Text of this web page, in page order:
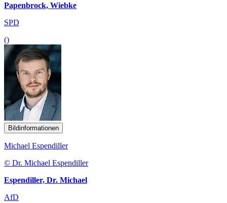
Papenbrock, Wiebke
SPD
()
Bildinformationen
Michael Espendiller
© Dr. Michael Espendiller
Espendiller, Dr. Michael
AfD